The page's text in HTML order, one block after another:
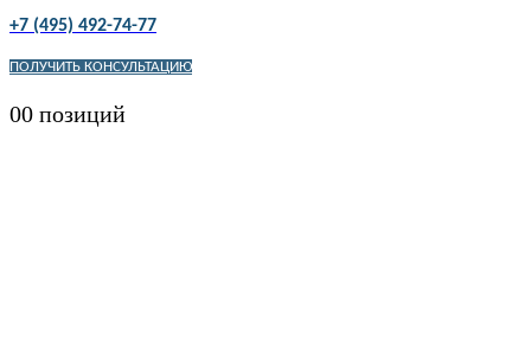
+7 (495) 492-74-77
ПОЛУЧИТЬ КОНСУЛЬТАЦИЮ
00 позиций